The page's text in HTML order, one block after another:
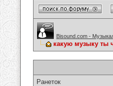
Bisound.com -
какую музыку ты
Ранеток